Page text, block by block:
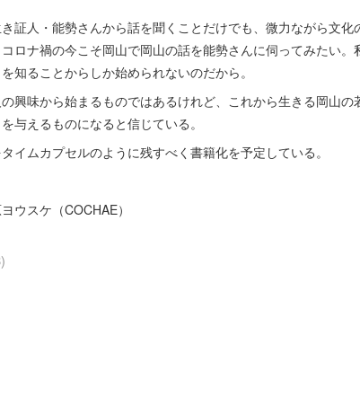
証人・能勢さんから話を聞くことだけでも、微力ながら文
ロナ禍の今こそ岡山で岡山の話を能勢さんに伺ってみたい
知ることからしか始められないのだから。
興味から始まるものではあるけれど、これから生きる岡山
与えるものになると信じている。
イムカプセルのように残すべく書籍化を予定している。
ウスケ（COCHAE）
)